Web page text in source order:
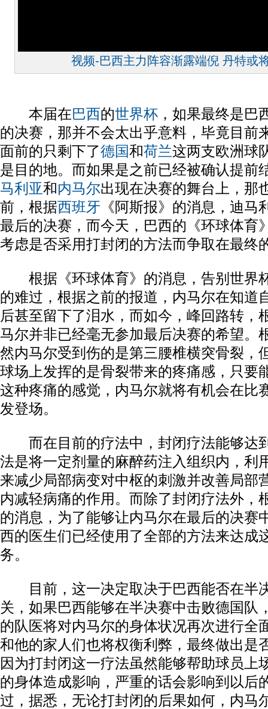
视频-巴西主力阵容渐露端倪 丹特或
本届在巴西的世界杯 ，如果最终是巴
的决赛，那并不会太出乎意料，毕竟目前
面前的只剩下了德国和荷兰这两支欧洲球
是目的地。而如果是之前已经被确认提前
马利亚和内马尔出现在决赛的舞台上，那
前，根据西班牙 《阿斯报》的消息，迪马
最后的决赛，而今天，巴西的《环球体育
考虑是否采用打封闭的方法而争取在最终
根据《环球体育》的消息，告别世界
的难过，根据之前的报道，内马尔在知道
后甚至留下了泪水，而如今，峰回路转，
马尔并非已经毫无参加最后决赛的希望。
然内马尔受到伤的是第三腰椎横突骨裂，
球场上发挥的是骨裂带来的疼痛感，只要
这种疼痛的感觉，内马尔就将有机会在比
发登场。
而在目前的疗法中，封闭疗法能够达
法是将一定剂量的麻醉药注入组织内，利
来减少局部病变对中枢的刺激并改善局部
内减轻病痛的作用。而除了封闭疗法外，
的消息，为了能够让内马尔在最后的决赛
西的医生们已经使用了全部的方法来达成
务。
目前，这一决定取决于巴西能否在半
关，如果巴西能够在半决赛中击败德国队
的队医将对内马尔的身体状况再次进行全
和他的家人们也将权衡利弊，最终做出是
因为打封闭这一疗法虽然能够帮助球员上
的身体造成影响，严重的话会影响到以后
过，据悉，无论打封闭的后果如何，内马